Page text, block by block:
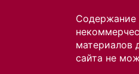
Содержание
материалов
сайта не